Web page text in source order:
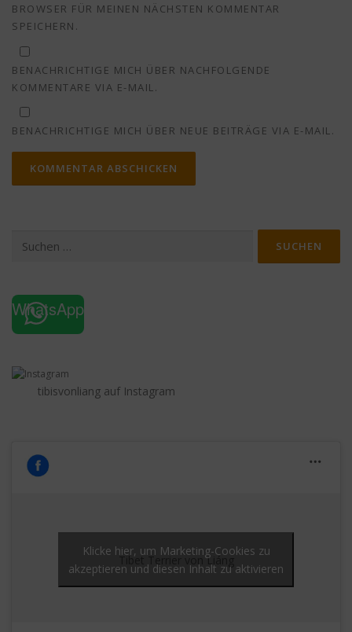
BROWSER FÜR MEINEN NÄCHSTEN KOMMENTAR
SPEICHERN.
BENACHRICHTIGE MICH ÜBER NACHFOLGENDE
KOMMENTARE VIA E-MAIL.
BENACHRICHTIGE MICH ÜBER NEUE BEITRÄGE VIA E-MAIL.
nach:
WhatsApp
tibisvonliang auf Instagram
Tibet Terrier von Liáng
Klicke hier, um Marketing-Cookies zu
akzeptieren und diesen Inhalt zu aktivieren